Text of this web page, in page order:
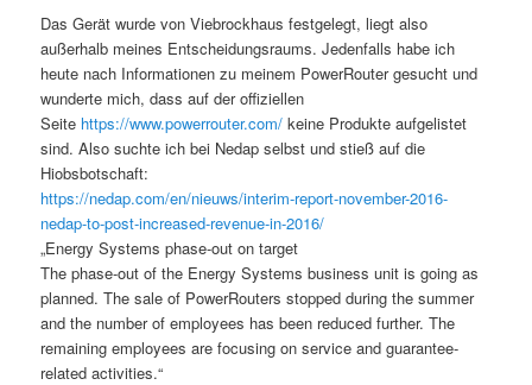
Das Gerät wurde von Viebrockhaus festgelegt, liegt also
außerhalb meines Entscheidungsraums. Jedenfalls habe ich
heute nach Informationen zu meinem PowerRouter gesucht und
wunderte mich, dass auf der offiziellen
Seite https://www.powerrouter.com/ keine Produkte aufgelistet
sind. Also suchte ich bei Nedap selbst und stieß auf die
Hiobsbotschaft:
https://nedap.com/en/nieuws/interim-report-november-2016-
nedap-to-post-increased-revenue-in-2016/
„Energy Systems phase-out on target
The phase-out of the Energy Systems business unit is going as
planned. The sale of PowerRouters stopped during the summer
and the number of employees has been reduced further. The
remaining employees are focusing on service and guarantee-
related activities.“